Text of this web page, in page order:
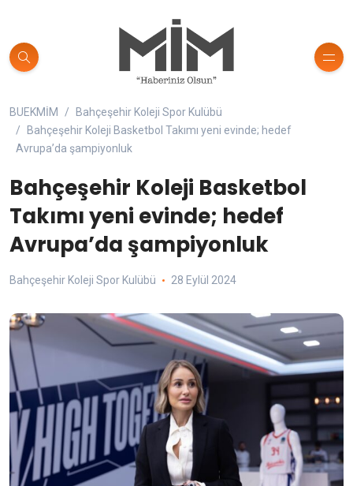
BUEKMİM
Bahçeşehir Koleji Spor Kulübü
Bahçeşehir Koleji Basketbol Takımı yeni evinde; hedef
Avrupa’da şampiyonluk
Bahçeşehir Koleji Basketbol
Takımı yeni evinde; hedef
Avrupa’da şampiyonluk
Bahçeşehir Koleji Spor Kulübü 28 Eylül 2024